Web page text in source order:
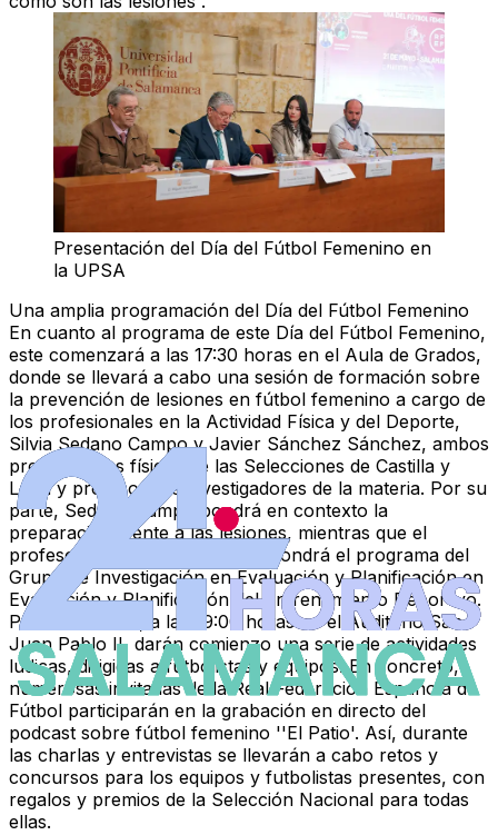
Presentación del Día del Fútbol Femenino en
la UPSA
Una amplia programación del Día del Fútbol Femenino
En cuanto al programa de este Día del Fútbol Femenino,
este comenzará a las 17:30 horas en el Aula de Grados,
donde se llevará a cabo una sesión de formación sobre
la prevención de lesiones en fútbol femenino a cargo de
los profesionales en la Actividad Física y del Deporte,
Silvia Sedano Campo y Javier Sánchez Sánchez, ambos
preparadores físicos de las Selecciones de Castilla y
León y profesores e investigadores de la materia. Por su
parte, Sedano Campo pondrá en contexto la
preparación frente a las lesiones, mientras que el
profesor Sánchez Sánchez expondrá el programa del
Grupo de Investigación en Evaluación y Planificación en
Evaluación y Planificación del Entrenamiento Deportivo.
Posteriormente, a las 19:00 horas en el Auditorio San
Juan Pablo II, darán comienzo una serie de actividades
lúdicas, dirigidas a futbolistas y equipos. En concreto,
numerosas invitadas de la Real Federación Española de
Fútbol participarán en la grabación en directo del
podcast sobre fútbol femenino ''El Patio'. Así, durante
las charlas y entrevistas se llevarán a cabo retos y
concursos para los equipos y futbolistas presentes, con
regalos y premios de la Selección Nacional para todas
ellas.